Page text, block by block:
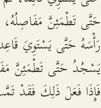
حَتَّى تَطْمَئِنَّ مَفَاصِلُهُ،
رَأْسَهُ حَتَّى يَسْتَوِيَ
يَسْجُدُ حَتَّى تَطْمَئِنَّ
فَإِذَا فَعَلَ ذَلِكَ فَقَدْ